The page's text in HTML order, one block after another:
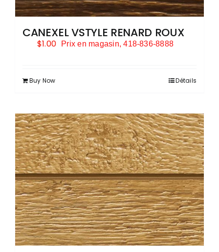
CANEXEL VSTYLE RENARD ROUX
$1.00 Prix en magasin, 418-836-8888
Buy Now Détails